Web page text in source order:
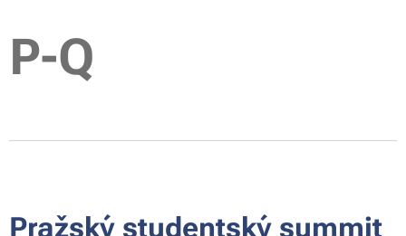
P-Q
Pražský studentský summit